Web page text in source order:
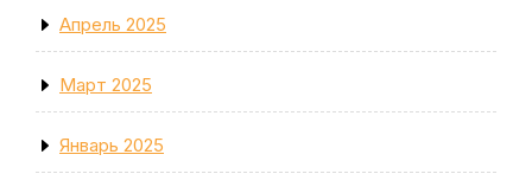
Апрель 2025
Март 2025
Январь 2025